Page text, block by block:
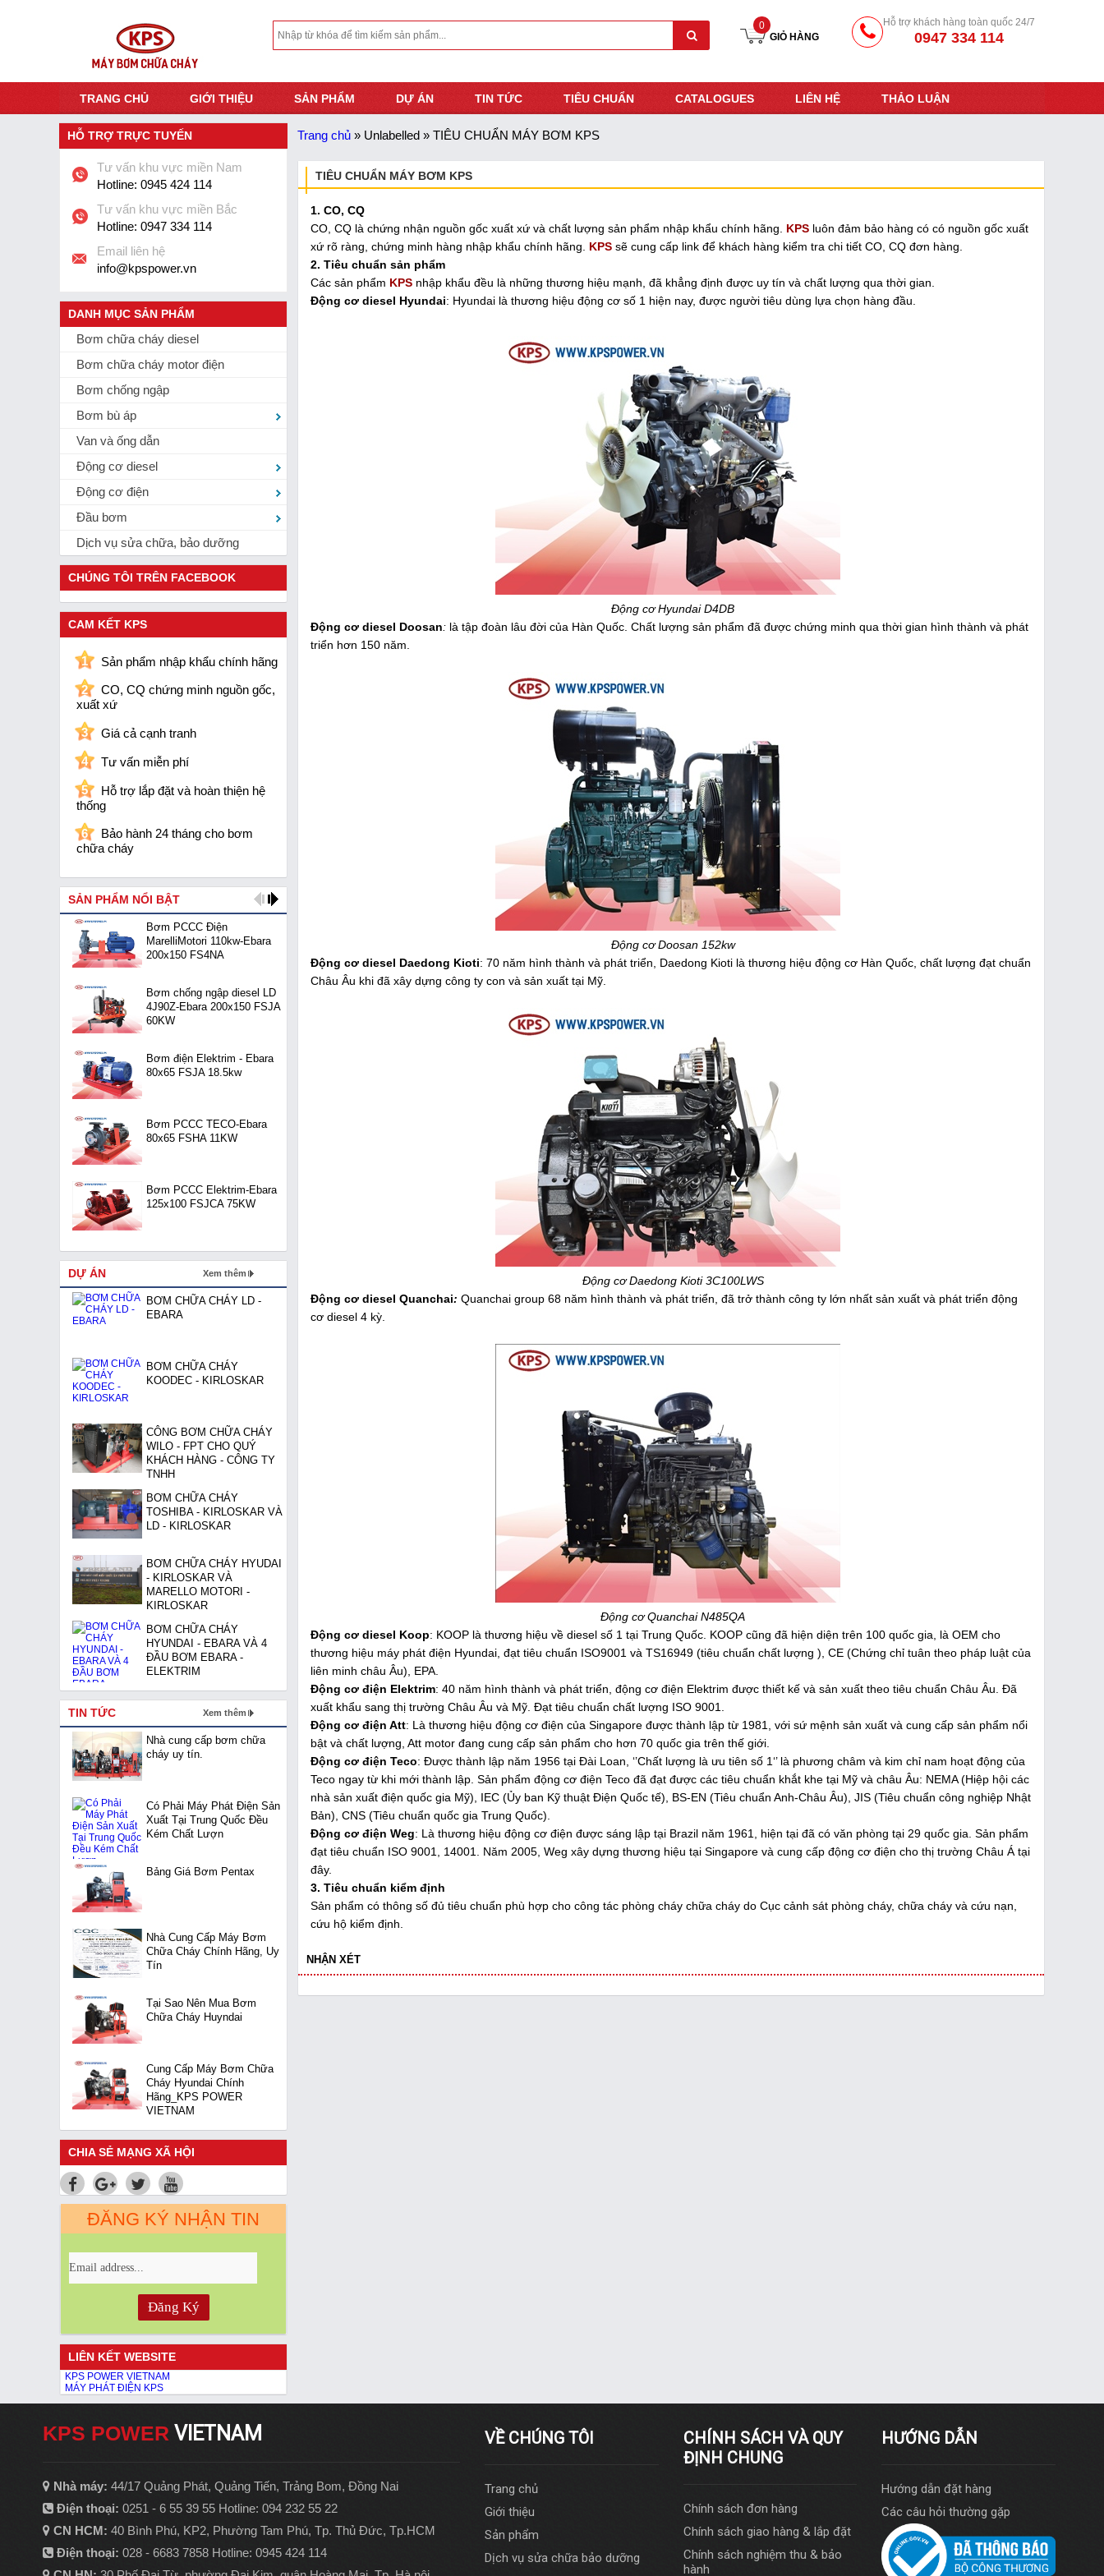
0
GIỎ HÀNG
Hỗ trợ khách hàng toàn quốc 24/7
0947 334 114
TRANG CHỦ GIỚI THIỆU SẢN PHẨM DỰ ÁN TIN TỨC TIÊU CHUẨN CATALOGUES LIÊN HỆ THẢO LUẬN
Trang chủ » Unlabelled » TIÊU CHUẨN MÁY BƠM KPS
TIÊU CHUẨN MÁY BƠM KPS
1. CO, CQ
CO, CQ là chứng nhận nguồn gốc xuất xứ và chất lượng sản phẩm nhập khẩu chính hãng. KPS luôn đảm bảo hàng có có nguồn gốc xuất
xứ rõ ràng, chứng minh hàng nhập khẩu chính hãng. KPS sẽ cung cấp link để khách hàng kiểm tra chi tiết CO, CQ đơn hàng.
2. Tiêu chuẩn sản phẩm
Các sản phẩm KPS nhập khẩu đều là những thương hiệu mạnh, đã khẳng định được uy tín và chất lượng qua thời gian.
Động cơ diesel Hyundai: Hyundai là thương hiệu động cơ số 1 hiện nay, được người tiêu dùng lựa chọn hàng đầu.
Động cơ Hyundai D4DB
Động cơ diesel Doosan: là tập đoàn lâu đời của Hàn Quốc. Chất lượng sản phẩm đã được chứng minh qua thời gian hình thành và phát
triển hơn 150 năm.
Động cơ Doosan 152kw
Động cơ diesel Daedong Kioti: 70 năm hình thành và phát triển, Daedong Kioti là thương hiệu động cơ Hàn Quốc, chất lượng đạt chuẩn
Châu Âu khi đã xây dựng công ty con và sản xuất tại Mỹ.
Động cơ Daedong Kioti 3C100LWS
Động cơ diesel Quanchai: Quanchai group 68 năm hình thành và phát triển, đã trở thành công ty lớn nhất sản xuất và phát triển động
cơ diesel 4 kỳ.
Động cơ Quanchai N485QA
Động cơ diesel Koop: KOOP là thương hiệu về diesel số 1 tại Trung Quốc. KOOP cũng đã hiện diện trên 100 quốc gia, là OEM cho
thương hiệu máy phát điện Hyundai, đạt tiêu chuẩn ISO9001 và TS16949 (tiêu chuẩn chất lượng ), CE (Chứng chỉ tuân theo pháp luật của
liên minh châu Âu), EPA.
Động cơ điện Elektrim: 40 năm hình thành và phát triển, động cơ điện Elektrim được thiết kế và sản xuất theo tiêu chuẩn Châu Âu. Đã
xuất khẩu sang thị trường Châu Âu và Mỹ. Đạt tiêu chuẩn chất lượng ISO 9001.
Động cơ điện Att: Là thương hiệu động cơ điện của Singapore được thành lập từ 1981, với sứ mệnh sản xuất và cung cấp sản phẩm nổi
bật và chất lượng, Att motor đang cung cấp sản phẩm cho hơn 70 quốc gia trên thế giới.
Động cơ điện Teco: Được thành lập năm 1956 tại Đài Loan, ‘’Chất lượng là ưu tiên số 1‘’ là phương châm và kim chỉ nam hoạt động của
Teco ngay từ khi mới thành lập. Sản phẩm động cơ điện Teco đã đạt được các tiêu chuẩn khắt khe tại Mỹ và châu Âu: NEMA (Hiệp hội các
nhà sản xuất điện quốc gia Mỹ), IEC (Ủy ban Kỹ thuật Điện Quốc tế), BS-EN (Tiêu chuẩn Anh-Châu Âu), JIS (Tiêu chuẩn công nghiệp Nhật
Bản), CNS (Tiêu chuẩn quốc gia Trung Quốc).
Động cơ điện Weg: Là thương hiệu động cơ điện được sáng lập tại Brazil năm 1961, hiện tại đã có văn phòng tại 29 quốc gia. Sản phẩm
đạt tiêu chuẩn ISO 9001, 14001. Năm 2005, Weg xây dựng thương hiệu tại Singapore và cung cấp động cơ điện cho thị trường Châu Á tại
đây.
3. Tiêu chuẩn kiểm định
Sản phẩm có thông số đủ tiêu chuẩn phù hợp cho công tác phòng cháy chữa cháy do Cục cảnh sát phòng cháy, chữa cháy và cứu nạn,
cứu hộ kiểm định.
NHẬN XÉT
HỖ TRỢ TRỰC TUYẾN
Tư vấn khu vực miền Nam
Hotline: 0945 424 114
Tư vấn khu vực miền Bắc
Hotline: 0947 334 114
Email liên hệ
info@kpspower.vn
DANH MỤC SẢN PHẨM
Bơm chữa cháy diesel
Bơm chữa cháy motor điện
Bơm chống ngập
Bơm bù áp
Van và ống dẫn
Động cơ diesel
Động cơ điện
Đầu bơm
Dịch vụ sửa chữa, bảo dưỡng
CHÚNG TÔI TRÊN FACEBOOK
CAM KẾT KPS
1
Sản phẩm nhập khẩu chính hãng
2
CO, CQ chứng minh nguồn gốc,
xuất xứ
3
Giá cả cạnh tranh
4
Tư vấn miễn phí
5
Hỗ trợ lắp đặt và hoàn thiện hệ
thống
6
Bảo hành 24 tháng cho bơm
chữa cháy
SẢN PHẨM NỔI BẬT
Bơm PCCC Điện
MarelliMotori 110kw-Ebara
200x150 FS4NA
Bơm chống ngập diesel LD
4J90Z-Ebara 200x150 FSJA
60KW
Bơm điện Elektrim - Ebara
80x65 FSJA 18.5kw
Bơm PCCC TECO-Ebara
80x65 FSHA 11KW
Bơm PCCC Elektrim-Ebara
125x100 FSJCA 75KW
DỰ ÁN Xem thêm
BƠM CHỮA CHÁY LD -
EBARA
BƠM CHỮA CHÁY
KOODEC - KIRLOSKAR
CÔNG BƠM CHỮA CHÁY
WILO - FPT CHO QUÝ
KHÁCH HÀNG - CÔNG TY
TNHH
BƠM CHỮA CHÁY
TOSHIBA - KIRLOSKAR VÀ
LD - KIRLOSKAR
BƠM CHỮA CHÁY HYUDAI
- KIRLOSKAR VÀ
MARELLO MOTORI -
KIRLOSKAR
BƠM CHỮA CHÁY
HYUNDAI - EBARA VÀ 4
ĐẦU BƠM EBARA -
ELEKTRIM
TIN TỨC Xem thêm
Nhà cung cấp bơm chữa
cháy uy tín.
Có Phải Máy Phát Điện Sản
Xuất Tại Trung Quốc Đều
Kém Chất Lượn
Bảng Giá Bơm Pentax
Nhà Cung Cấp Máy Bơm
Chữa Cháy Chính Hãng, Uy
Tín
Tại Sao Nên Mua Bơm
Chữa Cháy Huyndai
Cung Cấp Máy Bơm Chữa
Cháy Hyundai Chính
Hãng_KPS POWER
VIETNAM
CHIA SẺ MẠNG XÃ HỘI
ĐĂNG KÝ NHẬN TIN
LIÊN KẾT WEBSITE
KPS POWER VIETNAM
MÁY PHÁT ĐIỆN KPS
KPS POWER VIETNAM
Nhà máy: 44/17 Quảng Phát, Quảng Tiến, Trảng Bom, Đồng Nai
Điện thoại: 0251 - 6 55 39 55 Hotline: 094 232 55 22
CN HCM: 40 Bình Phú, KP2, Phường Tam Phú, Tp. Thủ Đức, Tp.HCM
Điện thoại: 028 - 6683 7858 Hotline: 0945 424 114
VỀ CHÚNG TÔI
Trang chủ
Giới thiệu
Sản phẩm
Dịch vụ sửa chữa bảo dưỡng
CHÍNH SÁCH VÀ QUY
ĐỊNH CHUNG
Chính sách đơn hàng
Chính sách giao hàng & lắp đặt
Chính sách nghiệm thu & bảo
hành
HƯỚNG DẪN
Hướng dẫn đặt hàng
Các câu hỏi thường gặp